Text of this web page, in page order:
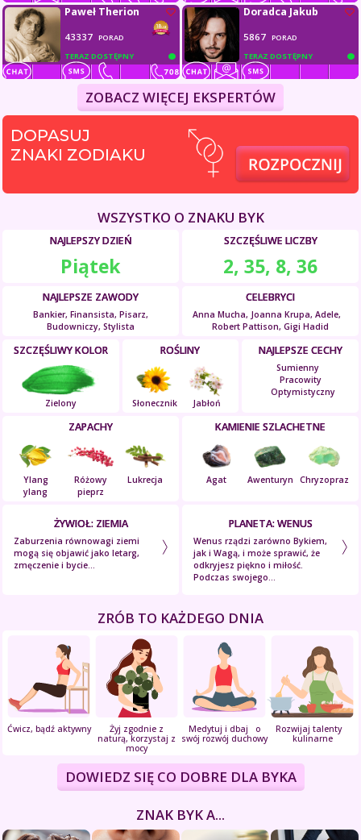
TERAZ DOSTĘPNY
Paweł Therion
43337 PORAD
TERAZ DOSTĘPNY
Doradca Jakub
5867 PORAD
ZOBACZ WIĘCEJ EKSPERTÓW
DOPASUJ
ZNAKI ZODIAKU
WSZYSTKO O ZNAKU BYK
NAJLEPSZY DZIEŃ
Piątek
SZCZĘŚLIWE LICZBY
2, 35, 8, 36
NAJLEPSZE ZAWODY
Bankier, Finansista, Pisarz,
Budowniczy, Stylista
CELEBRYCI
Anna Mucha, Joanna Krupa, Adele,
Robert Pattison, Gigi Hadid
ŻYWIOŁ: ZIEMIA
Zaburzenia równowagi ziemi
mogą się objawić jako letarg,
zmęczenie i bycie...
PLANETA: WENUS
Wenus rządzi zarówno Bykiem,
jak i Wagą, i może sprawić, że
odkryjesz piękno i miłość.
Podczas swojego...
NAJLEPSZE CECHY
Sumienny
Pracowity
Optymistyczny
SZCZĘŚLIWY KOLOR
Zielony
ROŚLINY
Słonecznik Jabłoń
ZAPACHY
Ylang
ylang
Różowy
pieprz
Lukrecja
KAMIENIE SZLACHETNE
Agat Awenturyn Chryzopraz
ZRÓB TO KAŻDEGO DNIA
Ćwicz, bądź aktywny
Żyj zgodnie z
naturą, korzystaj z
mocy
Medytuj i dbaj o
swój rozwój duchowy
Rozwijaj talenty
kulinarne
DOWIEDZ SIĘ CO DOBRE DLA BYKA
ZNAK BYK A...